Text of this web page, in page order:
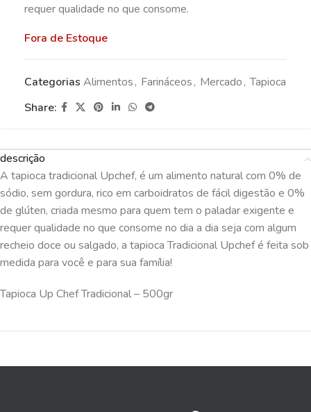
requer qualidade no que consome.
Fora de Estoque
Categorias Alimentos, Farináceos, Mercado, Tapioca
Share:
descrição
A tapioca tradicional Upchef, é um alimento natural com 0% de
sódio, sem gordura, rico em carboidratos de fácil digestão e 0%
de glúten, criada mesmo para quem tem o paladar exigente e
requer qualidade no que consome no dia a dia seja com algum
recheio doce ou salgado, a tapioca Tradicional Upchef é feita sob
medida para você e para sua família!
Tapioca Up Chef Tradicional – 500gr